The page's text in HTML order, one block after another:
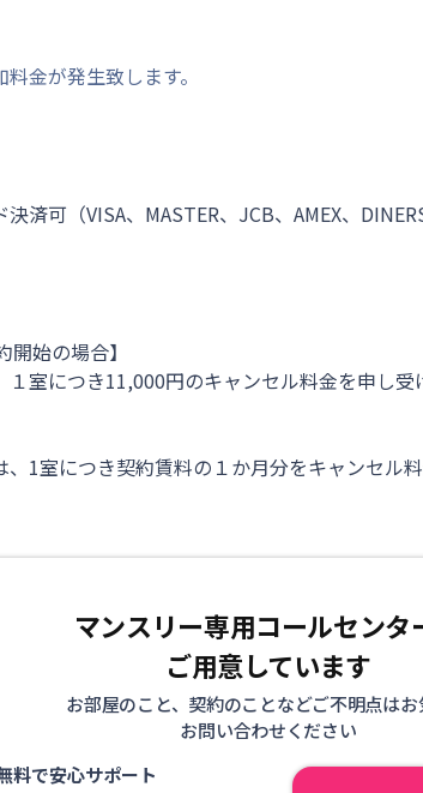
金が発生致します。
可（VISA、MASTER、JCB、AMEX、
始の場合】
室につき11,000円のキャンセル料金を申し受
1室につき契約賃料の１か月分をキャンセル料
マンスリー専用コールセンタ
ご用意しています
お部屋のこと、契約のことなどご不明点はお
お問い合わせください
料で安心サポート